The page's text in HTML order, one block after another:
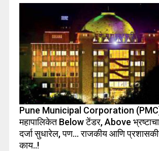
Pune Municipal Corporation
महापालिकेत Below टेंडर, Above
दर्जा सुधारेल, पण… राजकीय आणि
काय..!